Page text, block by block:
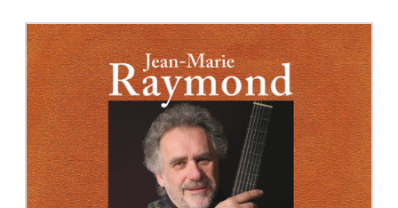
PARTITIONS POUR GUITARE
PARTITIONS POUR AUTRES
INSTRUMENTS
PARTITIONS POUR ENSEMBLES
riche en œuvres originales et en
arrangements de qualité.
2 guitares
3 guitares
4 guitares
5 guitares et plus
Ensemble de
Orchestre de guitares
Concerto pour
Guitare et un autre
Musique de